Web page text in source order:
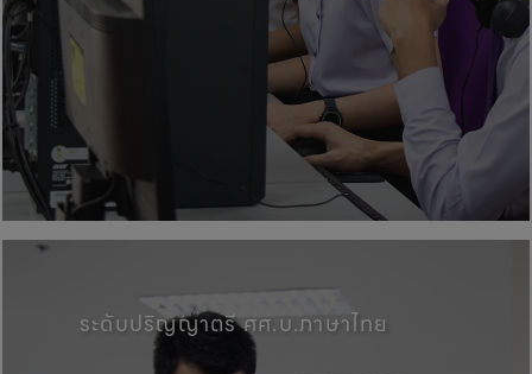
คณะศิลปศาสตร์, มหาวิทยาลัยพะ
ระดับปริญญาตรี ศศ.บ.ภาษาไทย